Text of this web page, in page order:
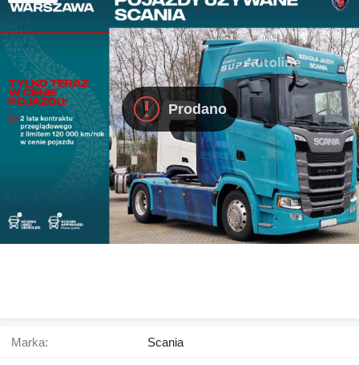
Prodano
Marka: Scania